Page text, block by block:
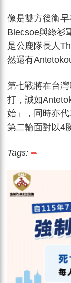
像是雙方後衛
Bledsoe與綠衫
是公鹿隊長人
然還有
第七戰將在台
打，誠如
始」，同時亦
第二輪面對以4
Tags: